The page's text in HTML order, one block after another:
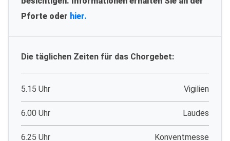
Pforte oder hier.
Die täglichen Zeiten für das Chorgebet:
5.15 Uhr Vigilien
6.00 Uhr Laudes
6.25 Uhr Konventmesse